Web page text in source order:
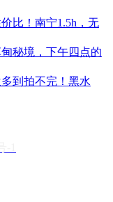
比！南宁1.5h，无
秘境，下午四点的
到拍不完！黑水